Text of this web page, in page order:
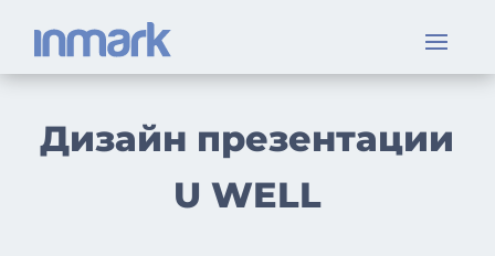
Дизайн презентации
U WELL